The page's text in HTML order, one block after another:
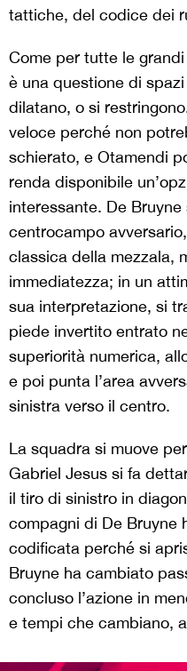
tattiche, del codice dei
Come per tutte le
è una questione di
dilatano, o si
veloce perché non
schierato, e Otamendi
renda disponibile
interessante. De
centrocampo
classica della mezzala,
immediatezza; in un
sua interpretazione, si
piede invertito entrato
superiorità numerica,
e poi punta l’area
sinistra verso il centro.
La squadra si muove
Gabriel Jesus si fa
il tiro di sinistro in
compagni di De Bruyne
codificata perché si
Bruyne ha cambiato
concluso l’azione in
e tempi che cambiano,